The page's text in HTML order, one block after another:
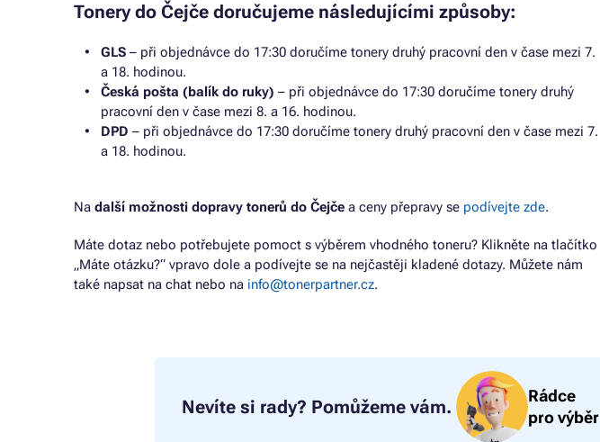
Tonery do Čejče doručujeme následujícími způsoby:
GLS – při objednávce do 17:30 doručíme tonery druhý pracovní den v čase mezi 7.
a 18. hodinou.
Česká pošta (balík do ruky) – při objednávce do 17:30 doručíme tonery druhý
pracovní den v čase mezi 8. a 16. hodinou.
DPD – při objednávce do 17:30 doručíme tonery druhý pracovní den v čase mezi 7.
a 18. hodinou.
Na další možnosti dopravy tonerů do Čejče a ceny přepravy se podívejte zde.
Máte dotaz nebo potřebujete pomoct s výběrem vhodného toneru? Klikněte na tlačítko
„Máte otázku?“ vpravo dole a podívejte se na nejčastěji kladené dotazy. Můžete nám
také napsat na chat nebo na info@tonerpartner.cz.
Nevíte si rady? Pomůžeme vám.
Rádce
pro výběr